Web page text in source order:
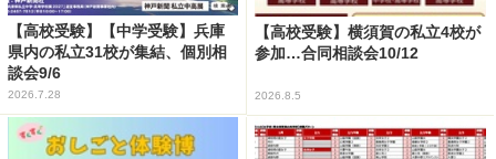
【高校受験】【中学受験】兵庫
県内の私立31校が集結、個別相
談会9/6
2026.7.28
【高校受験】横須賀の私立4校が
参加…合同相談会10/12
2026.8.5